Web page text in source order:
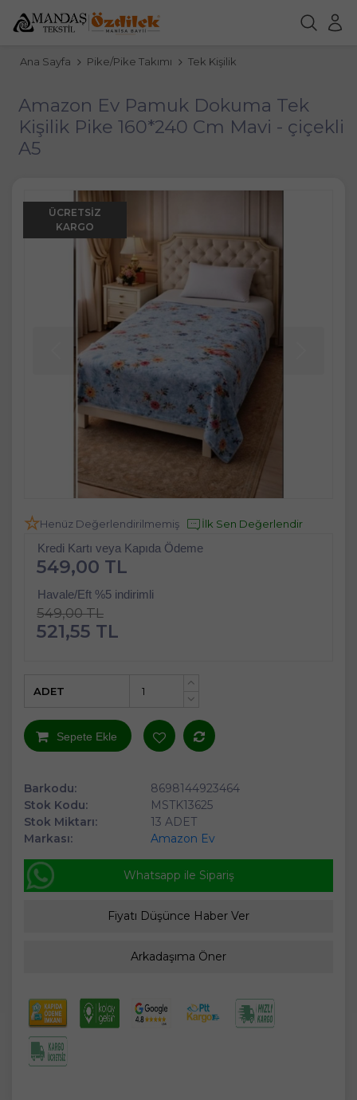
Ana Sayfa Pike/Pike Takımı Tek Kişilik
Amazon Ev Pamuk Dokuma Tek
Kişilik Pike 160*240 Cm Mavi - çiçekli
A5
ÜCRETSIZ
KARGO
Henüz Değerlendirilmemiş İlk Sen Değerlendir
Kredi Kartı veya Kapıda Ödeme
549,00 TL
Havale/Eft %5 indirimli
549,00 TL
521,55 TL
+
ADET
Sepete Ekle
Barkodu:
8698144923464
Stok Kodu:
MSTK13625
Stok Miktarı:
13 ADET
Markası:
Amazon Ev
Whatsapp ile Sipariş
Fiyatı Düşünce Haber Ver
Arkadaşıma Öner